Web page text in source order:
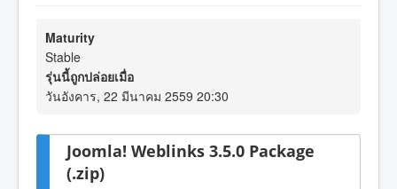
Maturity
Stable
รุ่นนี้ถูกปล่อยเมื่อ
วันอังคาร, 22 มีนาคม 2559 20:30
Joomla! Weblinks 3.5.0 Package
(.zip)